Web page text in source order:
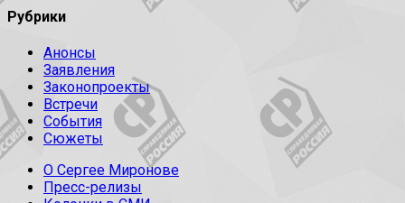
Рубрики
Анонсы
Заявления
Законопроекты
Встречи
События
Сюжеты
О Сергее Миронове
Пресс-релизы